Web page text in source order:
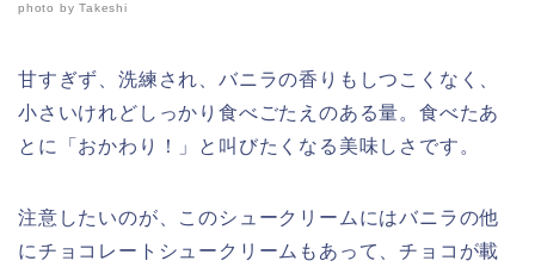
photo by Takeshi
甘すぎず、洗練され、バニラの香りもしつこくなく、
小さいけれどしっかり食べごたえのある量。食べたあ
とに「おかわり！」と叫びたくなる美味しさです。
注意したいのが、このシュークリームにはバニラの他
にチョコレートシュークリームもあって、チョコが載